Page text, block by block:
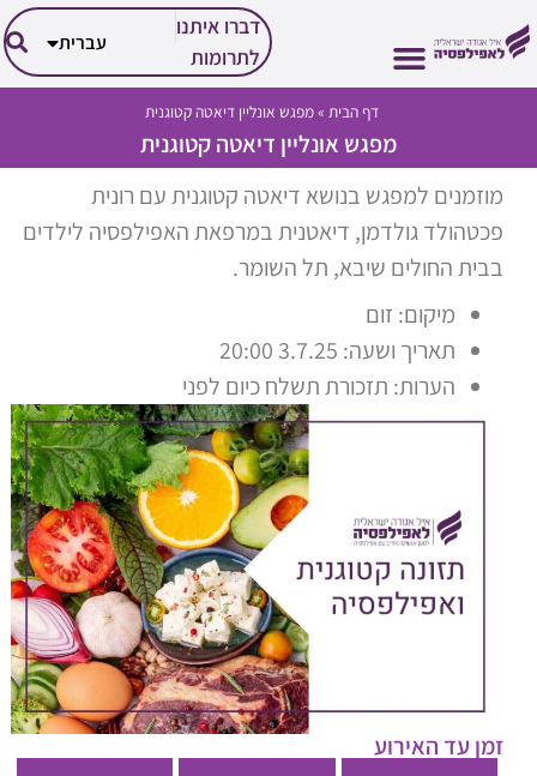
דברו איתנו
לתרומות
עברית
العربية
English
דף הבית »מפגש אונליין דיאטה קטוגנית
מפגש אונליין דיאטה קטוגנית
מוזמנים למפגש בנושא דיאטה קטוגנית עם רונית
פכטהולד גולדמן, דיאטנית במרפאת האפילפסיה לילדים
בבית החולים שיבא, תל השומר.
מיקום: זום
תאריך ושעה: 3.7.25 20:00
הערות: תזכורת תשלח כיום לפני
זמן עד האירוע